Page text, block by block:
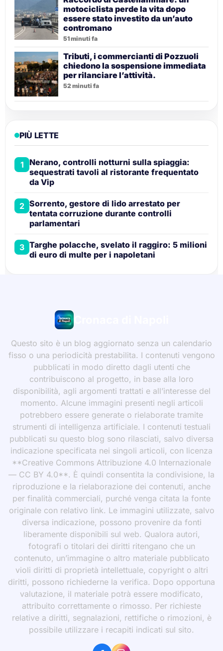
motociclista perde la vita dopo
essere stato investito da un’auto
contromano
51 minuti fa
Tributi, i commercianti di Pozzuoli
chiedono la sospensione immediata
per rilanciare l’attività.
52 minuti fa
PIÙ LETTE
1
Nerano, controlli notturni sulla spiaggia:
sequestrati tavoli al ristorante frequentato
da Vip
2 Sorrento, gestore di lido arrestato per
tentata corruzione durante controlli
parlamentari
3 Targhe polacche, svelato il raggiro: 5 milioni
di euro di multe per i napoletani
Cronaca di Napoli
Questo sito è un blog aggiornato senza un calendario
fisso o una periodicità prestabilita. I contenuti vengono
pubblicati in modo diretto dagli utenti che
contribuiscono al progetto, in base alla loro
disponibilità, agli argomenti trattati e all’interesse del
momento. Alcune immagini presenti negli articoli
potrebbero essere generate o rielaborate tramite
strumenti di intelligenza artificiale. I contenuti testuali
pubblicati su questo blog sono rilasciati, salvo diversa
indicazione specificata nei singoli articoli, con licenza
**Creative Commons Attribuzione 4.0 Internazionale
— CC BY 4.0**. È quindi consentita la condivisione, la
riproduzione e la rielaborazione dei contenuti, anche
per finalità commerciali, purché venga citata la fonte
originale con relativo link. Le immagini utilizzate, salvo
diversa indicazione, possono provenire da fonti
liberamente disponibili sul web. Qualora autori,
fotografi o titolari dei diritti ritengano che un
contenuto, un’immagine o altro materiale pubblicato
violi diritti di proprietà intellettuale, copyright o altri
diritti, possono richiederne la verifica. Dopo opportuna
valutazione, il materiale potrà essere modificato,
attribuito correttamente o rimosso. Per richieste
relative a diritti, segnalazioni, rettifiche o rimozioni, è
possibile utilizzare i recapiti indicati sul sito.